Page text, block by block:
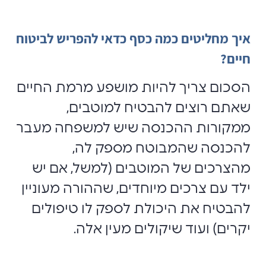
איך מחליטים כמה כסף כדאי להפריש לביטוח
חיים?
הסכום צריך להיות מושפע מרמת החיים
שאתם רוצים להבטיח למוטבים,
ממקורות ההכנסה שיש למשפחה מעבר
להכנסה שהמבוטח מספק לה,
מהצרכים של המוטבים (למשל, אם יש
ילד עם צרכים מיוחדים, שההורה מעוניין
להבטיח את היכולת לספק לו טיפולים
יקרים) ועוד שיקולים מעין אלה.